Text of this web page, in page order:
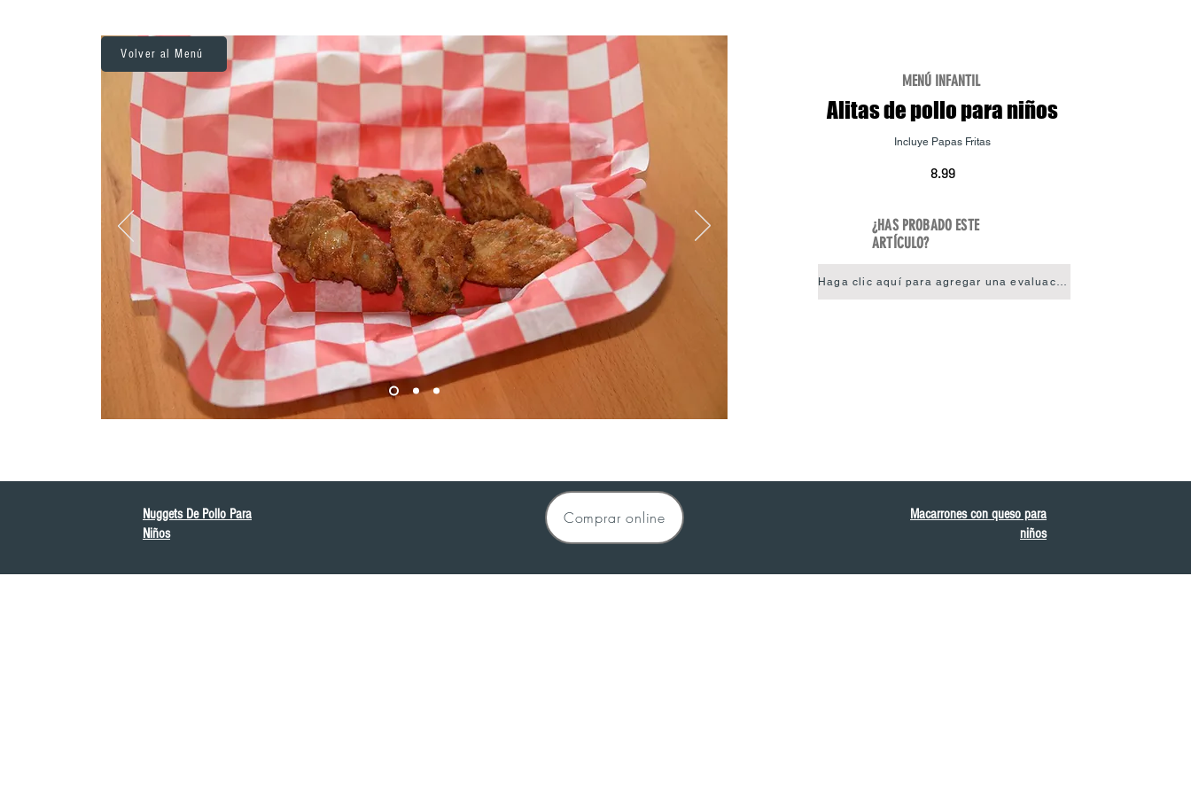
Volver al Menú
MENÚ INFANTIL
Alitas de pollo para niños
Incluye Papas Fritas
8.99
¿HAS PROBADO ESTE
ARTÍCULO?
Haga clic aquí para agregar una evaluación
Nuggets De Pollo Para
Niños
Comprar online
Macarrones con queso para
niños